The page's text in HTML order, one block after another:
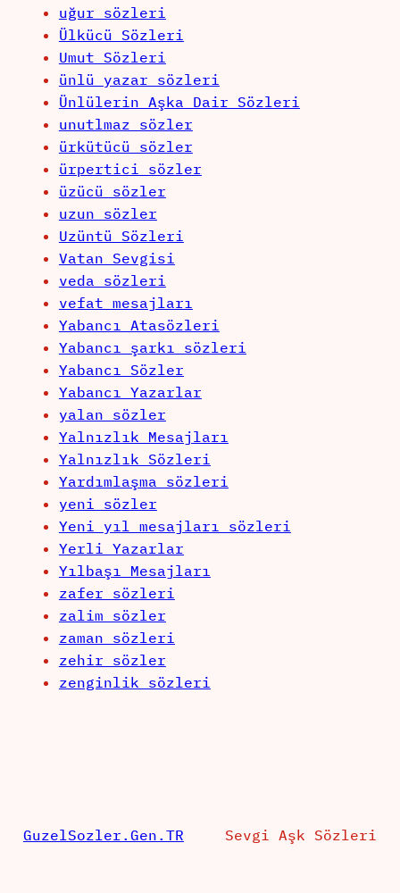
uğur sözleri
Ülkücü Sözleri
Umut Sözleri
ünlü yazar sözleri
Ünlülerin Aşka Dair Sözleri
unutlmaz sözler
ürkütücü sözler
ürpertici sözler
üzücü sözler
uzun sözler
Uzüntü Sözleri
Vatan Sevgisi
veda sözleri
vefat mesajları
Yabancı Atasözleri
Yabancı şarkı sözleri
Yabancı Sözler
Yabancı Yazarlar
yalan sözler
Yalnızlık Mesajları
Yalnızlık Sözleri
Yardımlaşma sözleri
yeni sözler
Yeni yıl mesajları sözleri
Yerli Yazarlar
Yılbaşı Mesajları
zafer sözleri
zalim sözler
zaman sözleri
zehir sözler
zenginlik sözleri
GuzelSozler.Gen.TR Sevgi Aşk Sözleri